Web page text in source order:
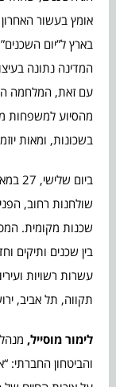
אומץ בעשור
בארץ ל”יום
המדינה נתונה
עם זאת, המלחמה
מהסיוע למשפחות
בשכונות, ומאות
שולחנות רחוב,
שכנות מקומית.
בין שכנים ותיקים
עשרות רשויות
תקווה, תל אביב,
לימור מוסייל,
והביטחון החברתי: